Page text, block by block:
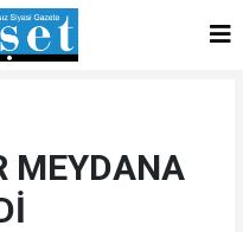
MEYDANA